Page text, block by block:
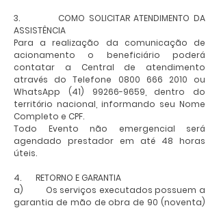
3. COMO SOLICITAR ATENDIMENTO DA
ASSISTÊNCIA
Para a realização da comunicação de
acionamento o beneficiário poderá
contatar a Central de atendimento
através do Telefone 0800 666 2010 ou
WhatsApp (41) 99266-9659 , dentro do
território nacional, informando seu Nome
Completo e CPF.
Todo Evento não emergencial será
agendado prestador em até 48 horas
úteis.
4. RETORNO E GARANTIA
a) Os serviços executados possuem a
garantia de mão de obra de 90 (noventa)